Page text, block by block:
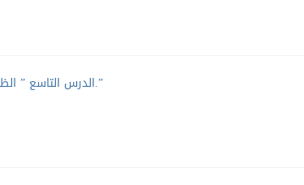
الدرس التاسع ” الظرف في الشاهد القرآني.”